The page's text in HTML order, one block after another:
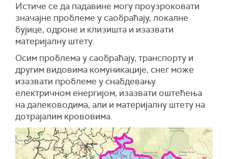
Истиче се да падавине могу проузроковати
значајне проблеме у саобраћају, локалне
бујице, одроне и клизишта и изазвати
материјалну штету.
Осим проблема у саобраћају, транспорту и
другим видовима комуникације, снег може
изазвати проблеме у снабдевању
електричном енергијом, изазвати оштећења
на далеководима, али и материјалну штету на
дотрајалим крововима.